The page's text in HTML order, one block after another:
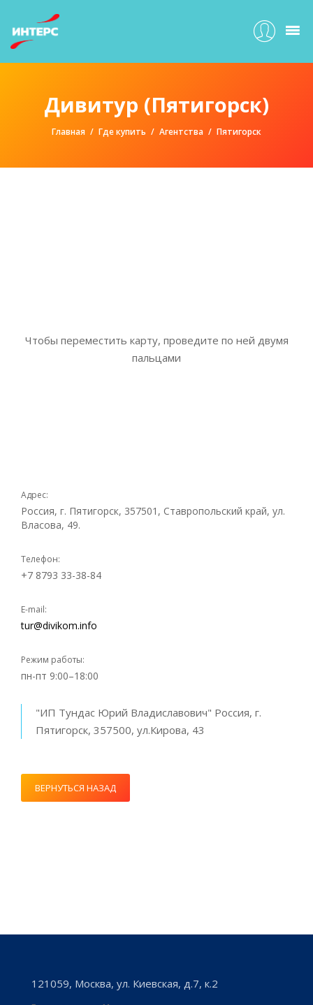
Дивитур (Пятигорск)
Главная Где купить Агентства Пятигорск
Чтобы переместить карту, проведите по ней двумя
пальцами
Адрес:
Россия, г. Пятигорск, 357501, Ставропольский край, ул.
Власова, 49.
Телефон:
+7 8793 33-38-84
E-mail:
tur@divikom.info
Режим работы:
пн-пт 9:00–18:00
"ИП Тундас Юрий Владиславович" Россия, г.
Пятигорск, 357500, ул.Кирова, 43
ВЕРНУТЬСЯ НАЗАД
121059, Москва, ул. Киевская, д.7, к.2